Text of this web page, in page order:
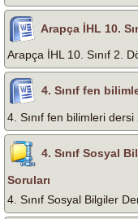
Arapça İHL 10.
Arapça İHL 10. Sınıf 2.
4. Sınıf fen
4. Sınıf fen bilimleri dersi
4. Sınıf Sosyal
Soruları
4. Sınıf Sosyal Bilgiler